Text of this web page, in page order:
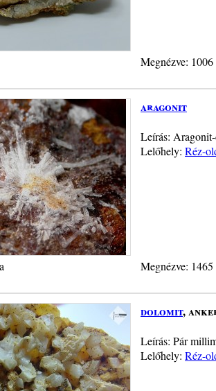
Megnézve:
aragonit
Leírás:
Lelőhely: Réz-
Megnézve:
dolomit,
Leírás: Pár
Lelőhely: Réz-